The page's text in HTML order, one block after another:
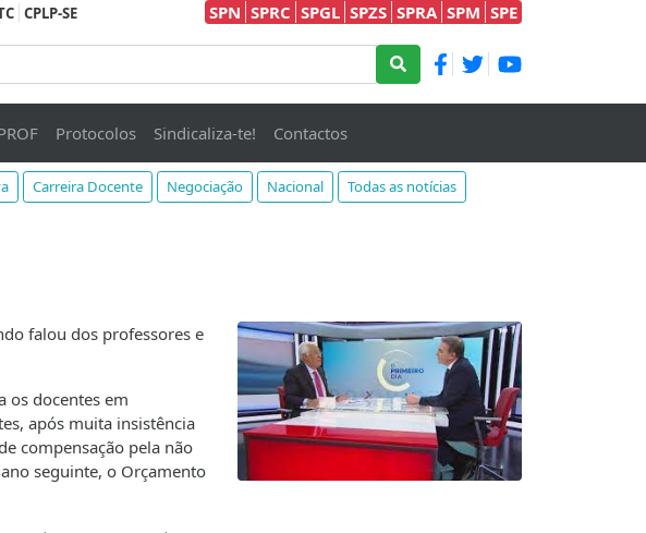
CPLP-SE SPN SPRC SPGL SPZS SPRA SPM SPE
Protocolos Sindicaliza-te! Contactos
Carreira Docente Negociação Nacional
Todas as notícias
falou dos professores e
os docentes em
após muita insistência
compensação pela não
seguinte, o Orçamento